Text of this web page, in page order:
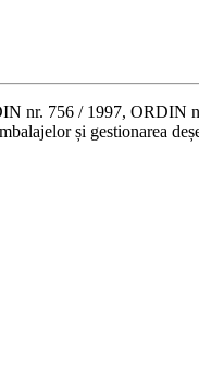
nr. 756 / 1997, ORDIN
și gestionarea